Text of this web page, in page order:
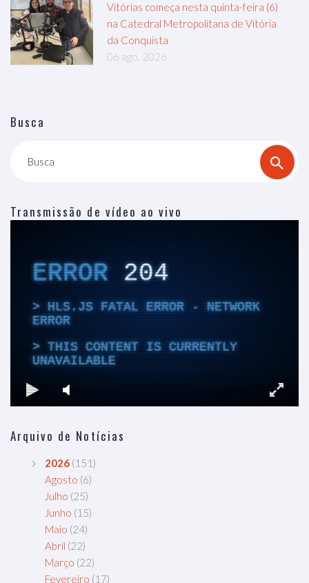
Vitórias começa nesta quinta-feira (6)
na Catedral Metropolitana de Vitória
da Conquista
06 ago, 2026
Busca
Busca
Transmissão de vídeo ao vivo
Arquivo de Notícias
2026 (151)
Agosto (6)
Julho (25)
Junho (15)
Maio (24)
Abril (22)
Março (22)
Fevereiro (17)